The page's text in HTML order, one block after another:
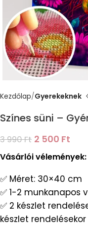
Kezdőlap Gyerekeknek
Színes süni –
3 990Ft 2 500 Ft
Vásárlói vélemények:
✅ Méret: 30×40 cm
✅ 1-2 munkanapos
✅ 2 készlet
készlet